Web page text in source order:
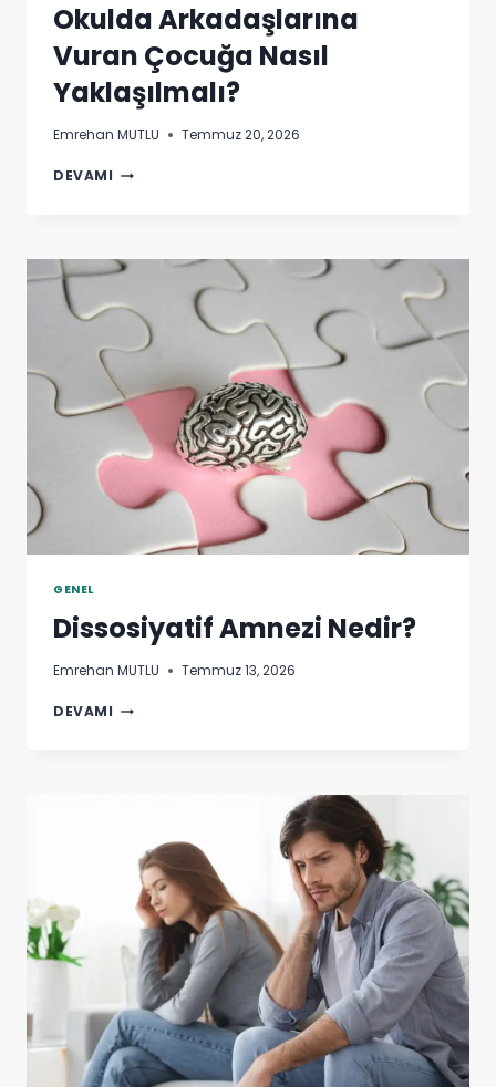
Okulda Arkadaşlarına
Vuran Çocuğa Nasıl
Yaklaşılmalı?
Emrehan MUTLU Temmuz 20, 2026
DEVAMI OKULDA
NASIL
YAKLAŞILMALI?
GENEL
Dissosiyatif Amnezi Nedir?
Emrehan MUTLU Temmuz 13, 2026
DEVAMI DISSOSIYATIF